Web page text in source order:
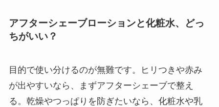
アフターシェーブローションと化粧水、どっ
ちがいい？
目的で使い分けるのが無難です。ヒリつきや赤み
が出やすいなら、まずアフターシェーブで整え
る。乾燥やつっぱりを防ぎたいなら、化粧水や乳